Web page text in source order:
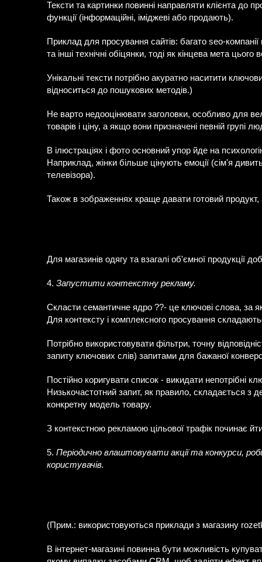
Тексти та картинки повинні направляти клієнта до
функції (інформаційні, іміджеві або продають).
Приклад для просування сайтів: багато seo-
та інші технічні обіцянки, тоді як кінцева мета
Унікальні тексти потрібно акуратно наситити
відноситься до пошукових методів.)
Не варто недооцінювати заголовки, особливо для
товарів і ціну, а якщо вони призначені певній
В ілюстраціях і фото основний упор йде на
Наприклад, жінки більше цінують емоції (сім'я
телевізора).
Також в зображеннях краще давати готовий продукт,
Для магазинів одягу та взагалі об'ємної продукції
4. Запустити контекстну рекламу.
Скласти семантичне ядро ??- це ключові слова, за
Для контексту і комплексного просування
Потрібно використовувати фільтри, точну
запиту ключових слів) запитами для бажаної
Постійно коригувати список - викидати непотрібні
Низькочастотний запит, як правило, складається з
конкретну модель товару.
З контекстною рекламою цільової трафік починає
5. Періодично влаштовувати акції та конкурси,
користувачів.
(Прим.: використовуються приклади з магазину
В інтернет-магазині повинна бути можливість